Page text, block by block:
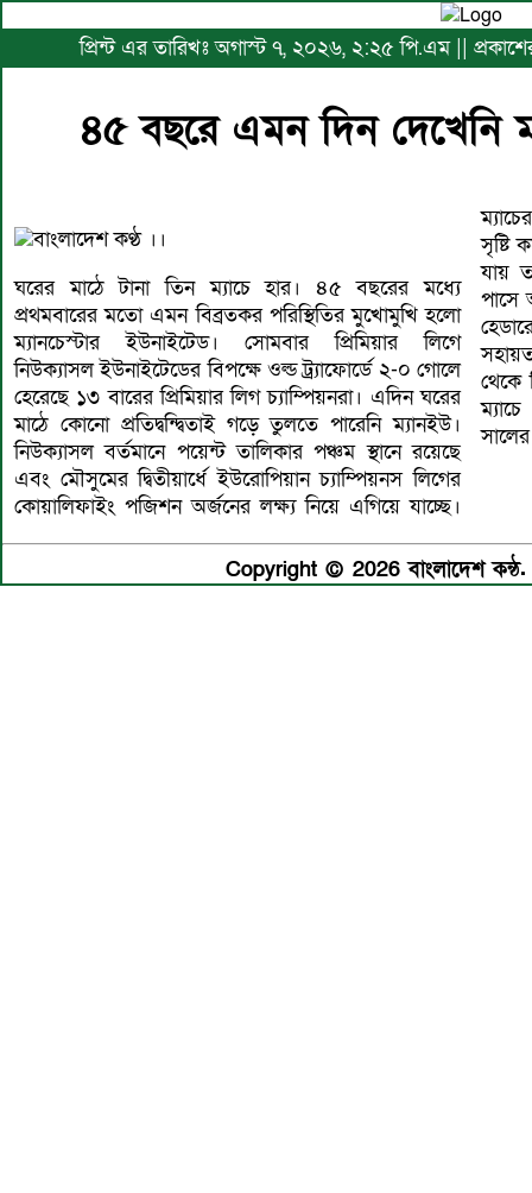
প্রিন্ট এর তারিখঃ অগাস্ট ৭, ২০২৬, ২:২৫ পি.এম ||
৪৫ বছরে এমন দিন দেখেনি
বাংলাদেশ কণ্ঠ ।।
ঘরের মাঠে টানা তিন ম্যাচে হার। ৪৫ বছরের মধ্যে
প্রথমবারের মতো এমন বিব্রতকর পরিস্থিতির মুখোমুখি হলো
ম্যানচেস্টার ইউনাইটেড। সোমবার প্রিমিয়ার লিগে
নিউক্যাসল ইউনাইটেডের বিপক্ষে ওল্ড ট্র্যাফোর্ডে ২-০ গোলে
হেরেছে ১৩ বারের প্রিমিয়ার লিগ চ্যাম্পিয়নরা। এদিন ঘরের
মাঠে কোনো প্রতিদ্বন্দ্বিতাই গড়ে তুলতে পারেনি ম্যানইউ।
নিউক্যাসল বর্তমানে পয়েন্ট তালিকার পঞ্চম স্থানে রয়েছে
এবং মৌসুমের দ্বিতীয়ার্ধে ইউরোপিয়ান চ্যাম্পিয়নস লিগের
কোয়ালিফাইং পজিশন অর্জনের লক্ষ্য নিয়ে এগিয়ে যাচ্ছে।
সৃষ্টি
যায়
পাসে
থেকে
Copyright © 2026 বাংলাদেশ